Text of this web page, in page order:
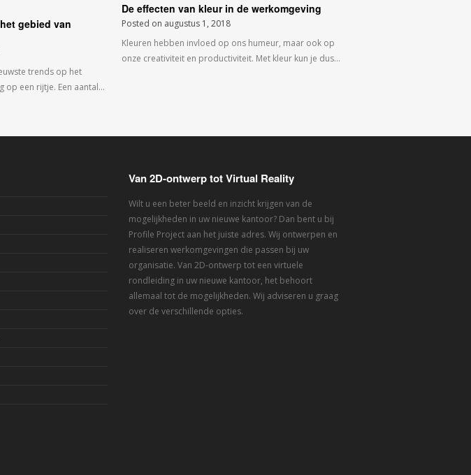
gebied van
trends op het
op een rijtje. Een aantal…
De effecten van kleur in de werkomgeving
Posted on augustus 1, 2018
Kleuren hebben invloed op ons humeur, maar ook op
onze creativiteit en productiviteit. Met kleur kun je dus…
Van 2D-ontwerp tot Virtual Reality
Wilt u een beter beeld en inzicht krijgen van de
mogelijkheden in uw nieuwe kantoor? Dan bent u bij
Profile Project aan het juiste adres. Wij ontwerpen en
realiseren werkomgevingen die passen bij uw
organisatie. Van 2D-ontwerp tot een virtuele
rondleiding in uw nieuwe kantoor, het behoort
allemaal tot de mogelijkheden. Wij adviseren u graag
over de verschillende opties.